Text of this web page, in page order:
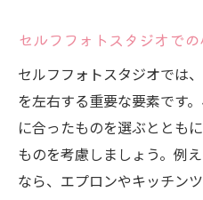
リラックスできる
自然な笑顔を引き
二人の関係性を深
リラックスするた
セルフフォトスタ
得
セルフフォトスタジオで
セルフフォトスタジオでは
を左右する重要な要素です
に合ったものを選ぶととも
ものを考慮しましょう。例
なら、エプロンやキッチン